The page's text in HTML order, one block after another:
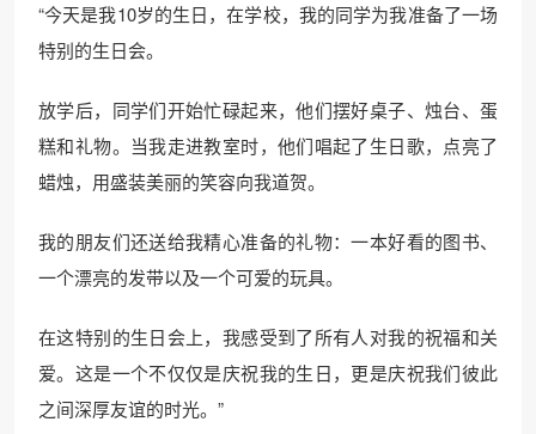
“今天是我10岁的生日，在学校，我的同学为我准备了一场
特别的生日会。
放学后，同学们开始忙碌起来，他们摆好桌子、烛台、蛋
糕和礼物。当我走进教室时，他们唱起了生日歌，点亮了
蜡烛，用盛装美丽的笑容向我道贺。
我的朋友们还送给我精心准备的礼物：一本好看的图书、
一个漂亮的发带以及一个可爱的玩具。
在这特别的生日会上，我感受到了所有人对我的祝福和关
爱。这是一个不仅仅是庆祝我的生日，更是庆祝我们彼此
之间深厚友谊的时光。”